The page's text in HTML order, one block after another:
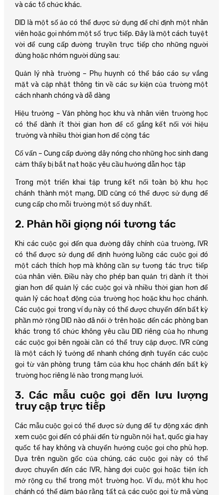
và các tổ chức khác.
DID là một số ảo có thể được sử dụng để chỉ định một nhân
viên hoặc gọi nhóm một số trực tiếp. Đây là một cách tuyệt
vời để cung cấp đường truyền trực tiếp cho những người
dùng hoặc nhóm người dùng sau:
Quản lý nhà trường – Phụ huynh có thể báo cáo sự vắng
mặt và cập nhật thông tin về các sự kiện của trường một
cách nhanh chóng và dễ dàng
Hiệu trưởng – Văn phòng học khu và nhân viên trường học
có thể dành ít thời gian hơn để cố gắng kết nối với hiệu
trưởng và nhiều thời gian hơn để cộng tác
Cố vấn – Cung cấp đường dây nóng cho những học sinh đang
cảm thấy bị bắt nạt hoặc yêu cầu hướng dẫn học tập
Trong một triển khai tập trung kết nối toàn bộ khu học
chánh thành một mạng, DID cũng có thể được sử dụng để
cung cấp cho mỗi trường một số duy nhất.
2. Phản hồi giọng nói tương tác
Khi các cuộc gọi đến qua đường dây chính của trường, IVR
có thể được sử dụng để định hướng luồng các cuộc gọi đó
một cách thích hợp mà không cần sự tương tác trực tiếp
của nhân viên. Điều này cho phép ban quản trị dành ít thời
gian hơn để quản lý các cuộc gọi và nhiều thời gian hơn để
quản lý các hoạt động của trường học hoặc khu học chánh.
Các cuộc gọi trong ví dụ này có thể được chuyển đến bất kỳ
phần mở rộng DID nào đã nói ở trên hoặc đến các phòng ban
khác trong tổ chức không yêu cầu DID riêng của họ nhưng
các cuộc gọi bên ngoài cần có thể truy cập được. IVR cũng
là một cách lý tưởng để nhanh chóng định tuyến các cuộc
gọi từ văn phòng trung tâm của khu học chánh đến bất kỳ
trường học riêng lẻ nào trong mạng lưới.
3. Các mẫu cuộc gọi đến lưu lượng
truy cập trực tiếp
Các mẫu cuộc gọi có thể được sử dụng để tự động xác định
xem cuộc gọi đến có phải đến từ nguồn nội hạt, quốc gia hay
quốc tế hay không và chuyển hướng cuộc gọi cho phù hợp.
Dựa trên nguồn gốc của chúng, các cuộc gọi này có thể
được chuyển đến các IVR, hàng đợi cuộc gọi hoặc tiện ích
mở rộng cụ thể trong một trường học. Ví dụ, một khu học
chánh có thể đảm bảo rằng tất cả các cuộc gọi từ mã vùng